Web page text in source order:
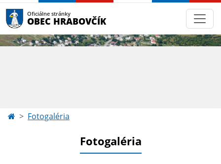
Oficiálne stránky
OBEC HRABOVČÍK
Fotogaléria
Fotogaléria